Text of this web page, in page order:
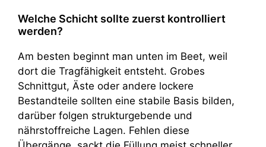
Welche Schicht sollte zuerst kontrolliert
werden?
Am besten beginnt man unten im Beet, weil
dort die Tragfähigkeit entsteht. Grobes
Schnittgut, Äste oder andere lockere
Bestandteile sollten eine stabile Basis bilden,
darüber folgen strukturgebende und
nährstoffreiche Lagen. Fehlen diese